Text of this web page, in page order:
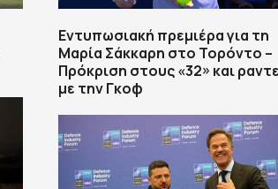
Εντυπωσιακή πρεμιέρα για τη
Μαρία Σάκκαρη στο Τορόντο –
Πρόκριση στους «32» και
με την Γκοφ